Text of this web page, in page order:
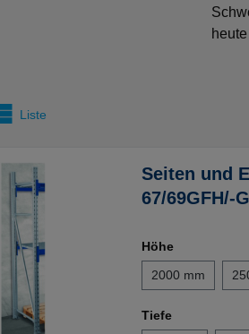
Liste
Seiten und
67/69GFH/-
Höhe
2000 mm
Tiefe